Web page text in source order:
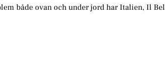
både ovan och under jord har Italien, Il Bel